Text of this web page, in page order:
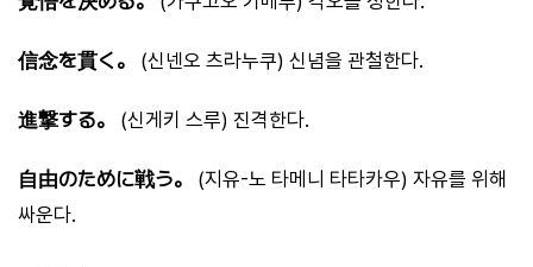
信念を貫く。 (신넨오 츠라누쿠) 신념을 관철한다.
進撃する。 (신게키 스루) 진격한다.
自由のために戦う。
(지유-노 타메니 타타카우) 자유를 위해
싸운다.